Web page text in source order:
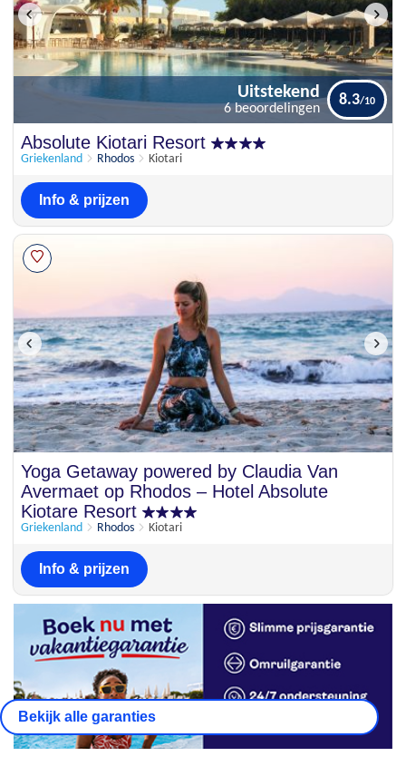
Uitstekend
Absolute Kiotari Resort
Griekenland Rhodos Kiotari
Uitstekend
6 beoordelingen
8.3
Info & prijzen
Yoga Getaway powered by Claudia Van
Avermaet op Rhodos – Hotel Absolute
Kiotare Resort
Griekenland Rhodos Kiotari
Info & prijzen
Bekijk alle garanties